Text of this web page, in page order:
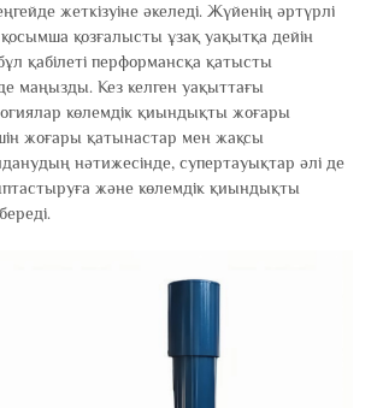
жеткізуіне әкеледі. Жүйенің әртүрлі
қозғалысты ұзақ уақытқа дейін
қабілеті перформансқа қатысты
маңызды. Кез келген уақыттағы
көлемдік қиындықты жоғары
жоғары қатынастар мен жақсы
нәтижесінде, супертауықтар әлі де
және көлемдік қиындықты